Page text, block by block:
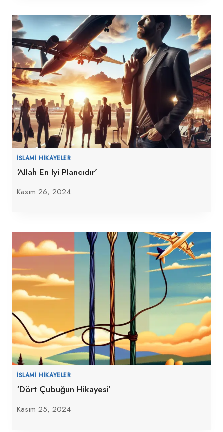
İSLAMI HIKAYELER
‘Allah En Iyi Plancıdır’
Kasım 26, 2024
İSLAMI HIKAYELER
‘Dört Çubuğun Hikayesi’
Kasım 25, 2024